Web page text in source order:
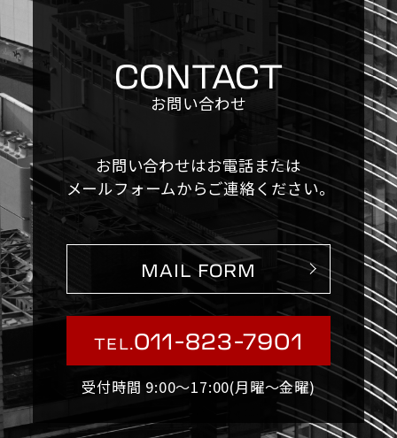
CONTACT
お問い合わせ
お問い合わせはお電話または
メールフォームからご連絡ください。
MAIL FORM
TEL.011-823-7901
受付時間 9:00〜17:00(月曜〜金曜)